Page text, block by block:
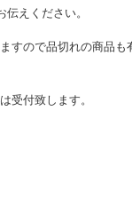
えください。
ので品切れの商品も
受付致します。